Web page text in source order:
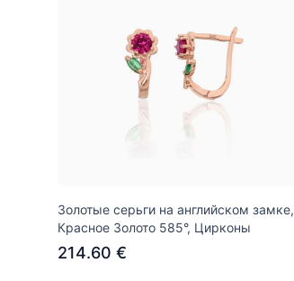
Золотые серьги на английском замке,
Красное Золото 585°, Цирконы
214.60 €